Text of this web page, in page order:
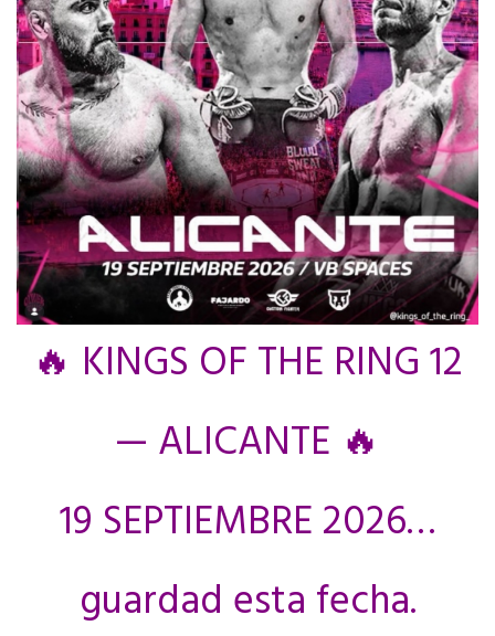
🔥 KINGS OF THE RING 12
— ALICANTE 🔥
19 SEPTIEMBRE 2026…
guardad esta fecha.